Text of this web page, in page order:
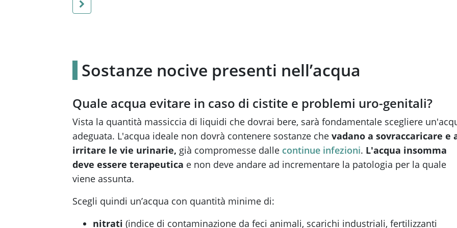
Sostanze nocive presenti nell’acqua
Quale acqua evitare in caso di cistite e problemi uro-genitali?
Vista la quantità massiccia di liquidi che dovrai bere, sarà fondamentale scegliere
adeguata. L'acqua ideale non dovrà contenere sostanze che vadano a sovraccaricare e
irritare le vie urinarie, già compromesse dalle continue infezioni. L'acqua insomma
deve essere terapeutica e non deve andare ad incrementare la patologia per la quale
viene assunta.
Scegli quindi un’acqua con quantità minime di:
nitrati (indice di contaminazione da feci animali, scarichi industriali, fertilizzanti